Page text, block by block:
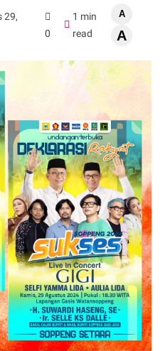
29,
0
1 min
read
A
A